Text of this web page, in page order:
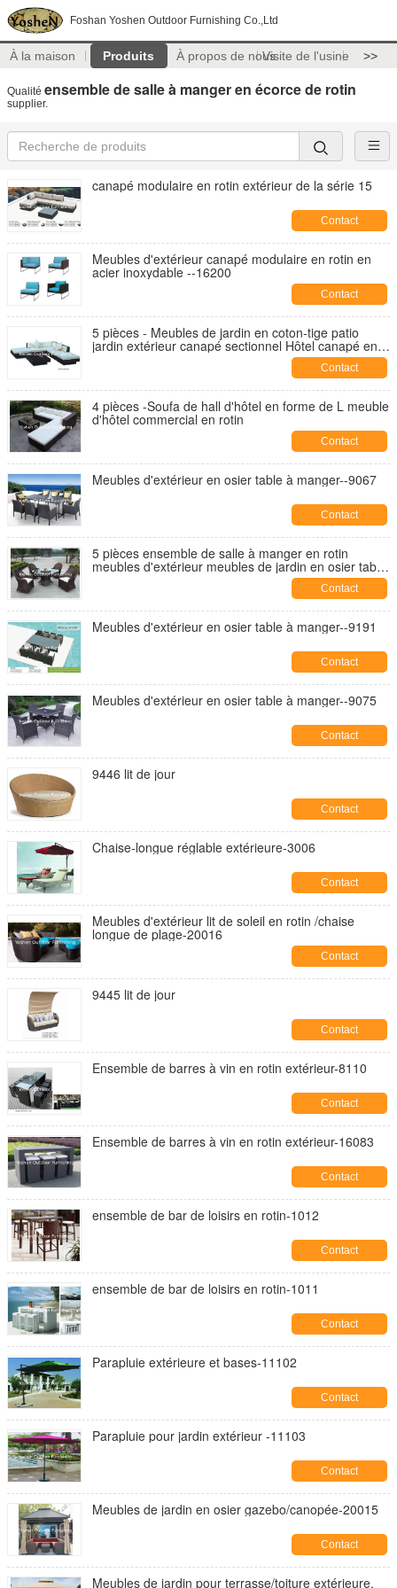
Foshan Yoshen Outdoor Furnishing Co.,Ltd
À la maison Produits À propos de nousVisite de l'usine >>
Qualité ensemble de salle à manger en écorce de rotin
supplier.
canapé modulaire en rotin extérieur de la série 15
Contact
Meubles d'extérieur canapé modulaire en rotin en
acier inoxydable --16200
Contact
5 pièces - Meubles de jardin en coton-tige patio
jardin extérieur canapé sectionnel Hôtel canapé en
Contact
4 pièces -Soufa de hall d'hôtel en forme de L meuble
d'hôtel commercial en rotin
Contact
Meubles d'extérieur en osier table à manger--9067
Contact
5 pièces ensemble de salle à manger en rotin
meubles d'extérieur meubles de jardin en osier table
Contact
Meubles d'extérieur en osier table à manger--9191
Contact
Meubles d'extérieur en osier table à manger--9075
Contact
9446 lit de jour
Contact
Chaise-longue réglable extérieure-3006
Contact
Meubles d'extérieur lit de soleil en rotin /chaise
longue de plage-20016
Contact
9445 lit de jour
Contact
Ensemble de barres à vin en rotin extérieur-8110
Contact
Ensemble de barres à vin en rotin extérieur-16083
Contact
ensemble de bar de loisirs en rotin-1012
Contact
ensemble de bar de loisirs en rotin-1011
Contact
Parapluie extérieure et bases-11102
Contact
Parapluie pour jardin extérieur -11103
Contact
Meubles de jardin en osier gazebo/canopée-20015
Contact
Meubles de jardin pour terrasse/toiture extérieure,